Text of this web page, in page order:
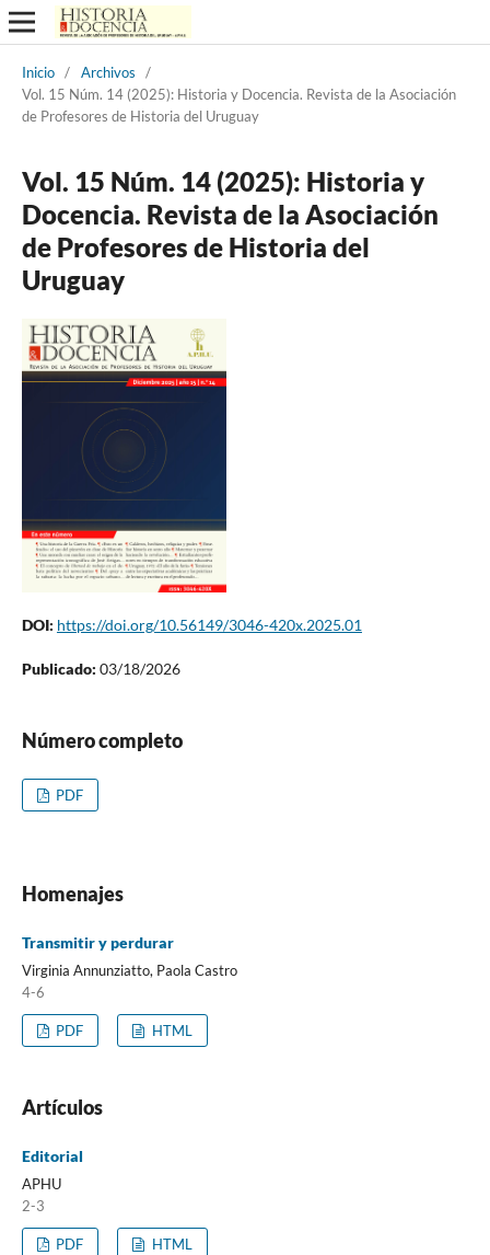
Inicio / Archivos
/
Vol. 15 Núm. 14 (2025): Historia y Docencia. Revista de la Asociación
de Profesores de Historia del Uruguay
Vol. 15 Núm. 14 (2025): Historia y
Docencia. Revista de la Asociación
de Profesores de Historia del
Uruguay
DOI: https://doi.org/10.56149/3046-420x.2025.01
Publicado: 03/18/2026
Número completo
PDF
Homenajes
Transmitir y perdurar
Virginia Annunziatto, Paola Castro
4-6
PDF HTML
Artículos
Editorial
APHU
2-3
PDF HTML